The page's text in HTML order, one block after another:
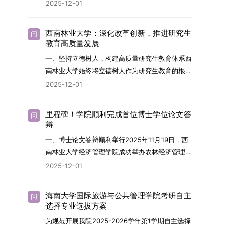
究与技术开发工作的未来领军人才。二、招生安排
（0805）、化学（0703）、电子科学与技术
（0809）、材料与化工（0856）、机械
（0855）、电子信息（0854）等相关专业。
（二）招生名额2026年度具体招生规模以国家最
博、硕博连读与申请-考核制，将根据考生综合素
质择优录取。（四）培养类别全部为全日制非定向
就业博士研究生。三、培养模式与学位管理（一）
学籍管理联合培养学生学籍隶属于上海交通大学，
基本修业年限按该校研究生学籍管理办法执行。
第一阶段于上海交通大学完成课程学习；第二阶段
进入苏州实验室，依托其重大科研任务开展课题研
定年限内达到上海交通大学毕业及学位授予要求
学院2026年博士生招生专业目录》。实际录取人
进行适当调整。除国家专项计划外，我院招收定向
就业考生的比例原则上不超过总计划的5%。全日
制定向就业考生在基本修业年限内须全脱产在校学
中国共产党的领导，品德良好，遵纪守法，身心健
康，并满足《四川大学2026年博士研究生招生章
程》中列出的各项基本条件。2.具备较强的科研能
力，并展现出良好的科研发展潜力。3.提交两份由
下两项要求：①以第一作者身份在报考学科领域
内发表期刊文章，其中至少1篇为A级、1篇为B级
（期刊等级依据《四川大学哲学社会科学期刊与应
2025-12-01
问
西南林业大学：深化改革创新，推进研究生
教育高质量发展
一、坚持立德树人，构建高质量研究生教育体系西
南林业大学始终将立德树人作为研究生教育的根本
任务，积极响应“教育强国，研究生教育何为”的时
生导师立德树人职责实施细则（2025年修
才兼备、科技报国的远大志向，增强社会责任感和
人文关怀，促进个人成长与国家战略需求深度融
合。同时，学校制定《关于进一步加强研究生教育
诚信与学术道德教育，弘扬科学精神。学校坚
持“五育并举”育人理念，通过德育铸魂、智育启
智、体育强身、美育润心、劳育践行，全面培养能
2025-12-01
问
里程碑！学院顺利完成首位博士学位论文答
辩
一、博士论文答辩顺利举行2025年11月19日，西
南林业大学经济管理学院成功举办农林经济管理专
业首届博士研究生学位论文答辩会。答辩地点设于
成。北京林业大学陈建成教授担任主席，委员包括
授，以及昆明理工大学冯朝睿教授。文枚的博士论
2025-12-01
问
海南大学国际旅游与公共管理学院考研自主
选择专业选拔方案
为规范开展我院2025-2026学年第1学期自主选择